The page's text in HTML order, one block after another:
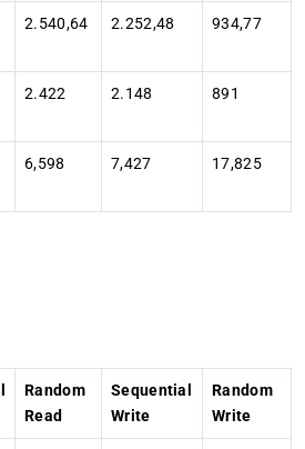
2.540,64 2.252,48 934,77
2.422 2.148 891
6,598 7,427 17,825
Random
Read
Sequential
Write
Random
Write